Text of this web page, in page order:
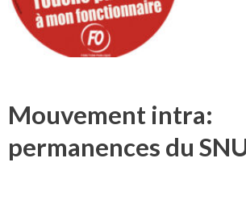
Mouvement intra:
permanences du